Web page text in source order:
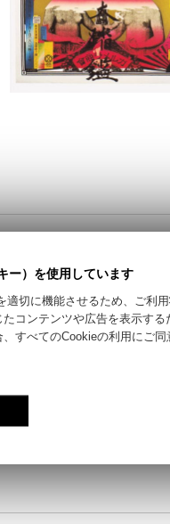
カートに入れる /
ー）を使用しています
適切に機能させるため、ご利
コンテンツや広告を表示する
すべてのCookieの利用にご同